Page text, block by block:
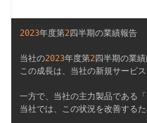
2023年度第2四半期の業績報告
当社の2023年度第2四半期の業
この成長は、当社の新規サービ
一方で、当社の主力製品である
当社では、この状況を改善する